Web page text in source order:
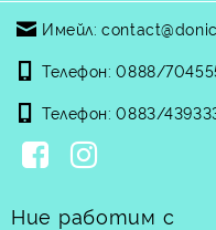
Имейл:
Телефон: 0888/
Телефон: 0883/
Ние работим с